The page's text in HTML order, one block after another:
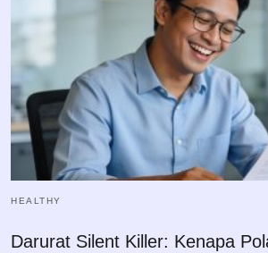
HEALTHY
Darurat Silent Killer: Kenapa